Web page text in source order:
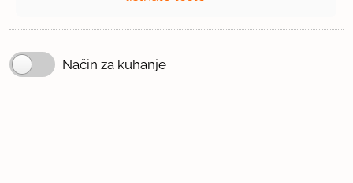
Način za kuhanje